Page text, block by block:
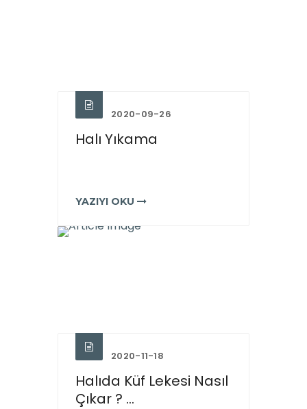
2020-09-26
Halı Yıkama
YAZIYI OKU
2020-11-18
Halıda Küf Lekesi Nasıl
Çıkar ? ...